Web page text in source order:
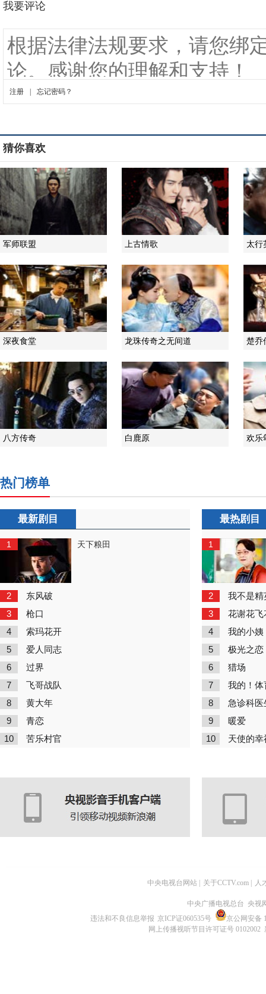
猜你喜欢
军师联盟 上古情歌 太行
深夜食堂 龙珠传奇之无间道 楚乔
八方传奇 白鹿原 欢乐
热门榜单
最新剧目
1 天下粮田
2 东风破
3 枪口
4 索玛花开
5 爱人同志
6 过界
7 飞哥战队
8 黄大年
9 青恋
10 苦乐村官
最热剧目
1
2 我不是精
3 花谢花飞
4 我的小姨
5 极光之恋
6 猎场
7 我的！体
8 急诊科医
9 暖爱
10 天使的幸
中央电视台网站 关于CCTV.com 人
中央广播电视总台 央视
违法和不良信息举报 京ICP证060535号
京公网安备
网上传播视听节目许可证号 0102002